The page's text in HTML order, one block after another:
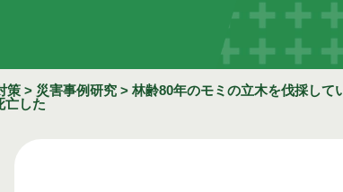
策> 災害事例研究> 林齢80年のモミの立木を伐採して
亡した